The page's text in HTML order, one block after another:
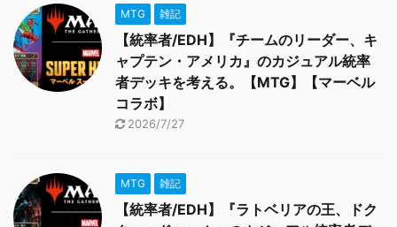
MTG 雑記
【統率者/EDH】『チームのリーダー、キ
ャプテン・アメリカ』のカジュアル統率
者デッキを考える。【MTG】【マーベル
コラボ】
2026/7/27
MTG 雑記
【統率者/EDH】『ラトベリアの王、ドク